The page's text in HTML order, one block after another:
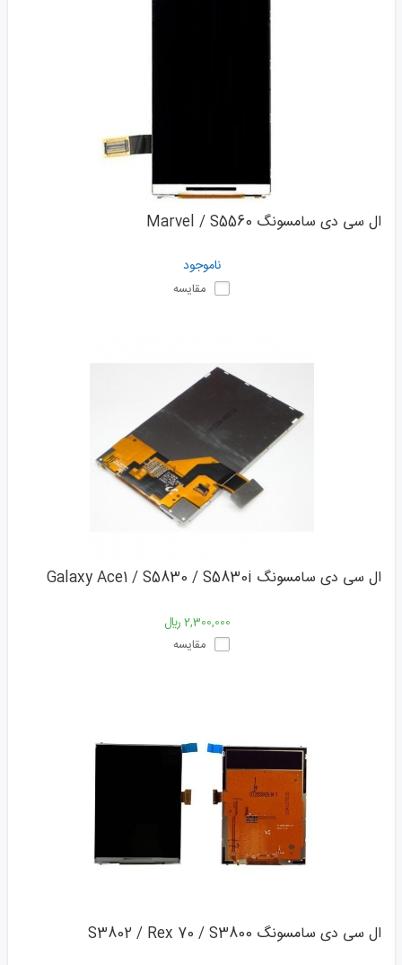
ال سی دی سامسونگ Marvel / S5560
ناموجود
مقایسه
ال سی دی سامسونگ Galaxy Ace1 / S5830 / S5830i
2,300,000 ﷼
مقایسه
ال سی دی سامسونگ S3802 / Rex 70 / S3800